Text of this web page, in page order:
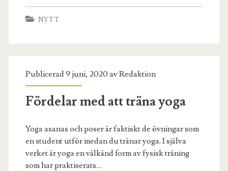
skulder
en
ekonomisk
NYTT
Publicerad 9 juni, 2020 avRedaktion
Fördelar med att träna yoga
Yoga asanas och poser är faktiskt de övningar som
en student utför medan du tränar yoga. I själva
verket är yoga en välkänd form av fysisk träning
som har praktiserats…